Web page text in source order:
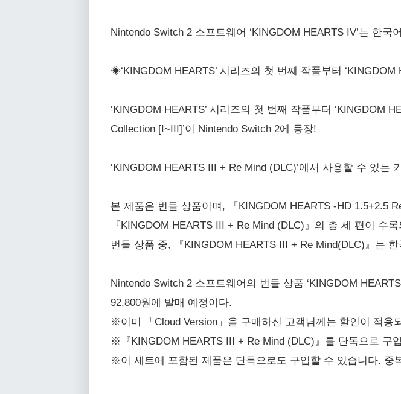
Nintendo Switch 2 소프트웨어 ‘KINGDOM HEARTS IV’는 한국
◈‘KINGDOM HEARTS’ 시리즈의 첫 번째 작품부터
‘KINGDOM HEARTS’ 시리즈의 첫 번째 작품부터 ‘KINGDOM
Collection [I~III]’이 Nintendo Switch 2에 등장!
‘KINGDOM HEARTS III + Re Mind (DLC)’에서 사용할 수 있
본 제품은 번들 상품이며, 『KINGDOM HEARTS -HD 1.5+2.5
『KINGDOM HEARTS III + Re Mind (DLC)』의 총 세 편이 수
번들 상품 중, 『KINGDOM HEARTS III + Re Mind(DLC)』는
Nintendo Switch 2 소프트웨어의 번들 상품 ‘KINGDOM
92,800원에 발매 예정이다.
※이미 「Cloud Version」을 구매하신 고객님께는 할인이 적용
※『KINGDOM HEARTS III + Re Mind (DLC)』를 단독으로 구
※이 세트에 포함된 제품은 단독으로도 구입할 수 있습니다. 중